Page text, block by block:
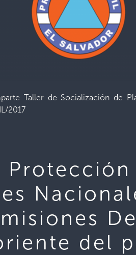
Taller de Socialización de
2017
del